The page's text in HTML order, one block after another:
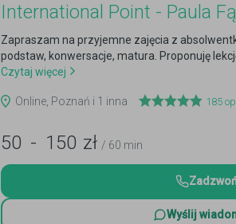
International Point - Paula
Zapraszam na przyjemne zajęcia z
podstaw, konwersacje, matura. Proponuję
Czytaj więcej
Online, Poznań i 1 inna 185
50 - 150 zł / 60 min
Wyślij